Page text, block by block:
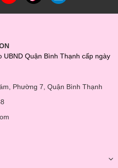
UBND Quận Bình Thạnh cấp ngày
Phường 7, Quận Bình Thạnh